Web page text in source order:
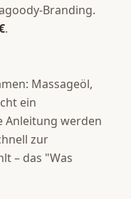
Branding.
.
Massageöl,
ein
Anleitung werden
zur
– das "Was